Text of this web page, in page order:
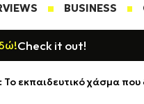
BUSINESS
Check it out!
εκπαιδευτικό χάσμα